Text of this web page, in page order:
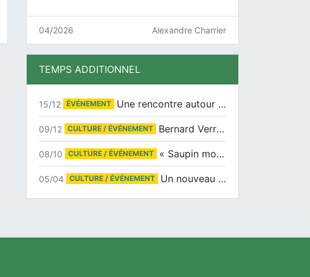
04/2026 Alexandre Charrier
TEMPS ADDITIONNEL
15/12 ÉVÉNEMENT Une rencontre autour de Jean-Claude Suaudeau
09/12 CULTURE / ÉVÉNEMENT Bernard Verret en dédicaces le samedi 13 décembre à l’Espace Culturel Atlantis
08/10 CULTURE / ÉVÉNEMENT « Saupin mon amour » au salon du livre de Trentemoult
05/04 CULTURE / ÉVÉNEMENT Un nouveau tirage pour le Docu-BD